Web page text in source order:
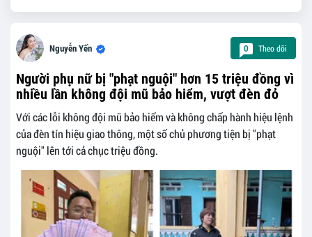
Nguyễn Yến 0 Theo dõi
Người phụ nữ bị "phạt nguội" hơn 15 triệu đồng vì
nhiều lần không đội mũ bảo hiểm, vượt đèn đỏ
Với các lỗi không đội mũ bảo hiểm và không chấp hành hiệu lệnh
của đèn tín hiệu giao thông, một số chủ phương tiện bị "phạt
nguội" lên tới cả chục triệu đồng.